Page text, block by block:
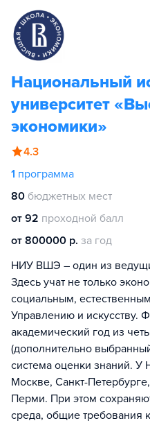
Национальный
университет
экономики»
4.3
1 программа
80 бюджетных мест
от 92 проходной балл
от 800000 р. за год
НИУ ВШЭ – один из
Здесь учат не только
социальным,
Управлению и искусству.
академический год из
(дополнительно
система оценки знаний.
Москве, Санкт-
Перми. При этом
среда, общие требования